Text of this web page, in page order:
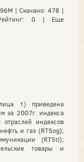
| Скачано: 478 |
0 | Еще
1) приведена
за 2007г. индекса
индексов
и газ (RTSog);
(RTStl);
товары и